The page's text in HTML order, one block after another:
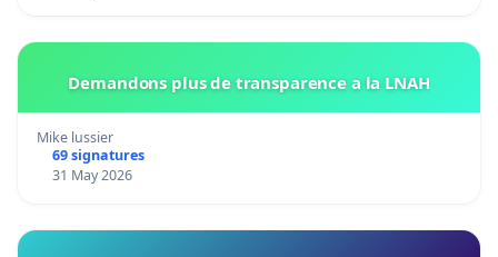
Demandons plus de transparence a la LNAH
Mike lussier
69 signatures
31 May 2026